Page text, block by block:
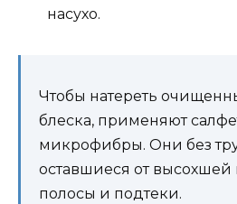
насухо.
Чтобы натереть
блеска, применяют
микрофибры. Они без
оставшиеся от
полосы и подтеки.